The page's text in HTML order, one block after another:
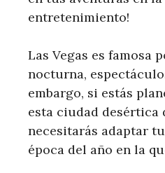
entretenimiento!
Las Vegas es famosa
nocturna,
embargo, si estás
esta ciudad desértica
necesitarás adaptar
época del año en la